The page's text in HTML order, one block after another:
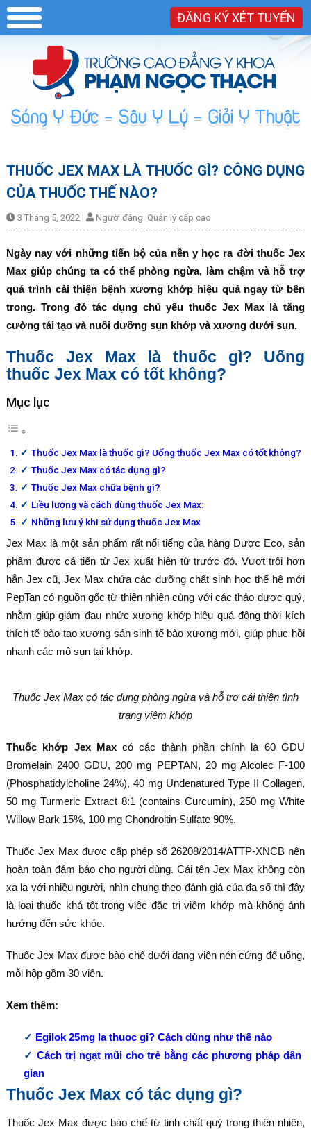
ĐĂNG KÝ XÉT TUYỂN
THUỐC JEX MAX LÀ THUỐC GÌ? CÔNG DỤNG
CỦA THUỐC THẾ NÀO?
3 Tháng 5, 2022 | Người đăng: Quản lý cấp cao
Ngày nay với những tiến bộ của nền y học ra đời thuốc Jex
Max giúp chúng ta có thể phòng ngừa, làm chậm và hỗ trợ
quá trình cải thiện bệnh xương khớp hiệu quả ngay từ bên
trong. Trong đó tác dụng chủ yếu thuốc Jex Max là tăng
cường tái tạo và nuôi dưỡng sụn khớp và xương dưới sụn.
Thuốc Jex Max là thuốc gì? Uống
thuốc Jex Max có tốt không?
Mục lục
Thuốc Jex Max là thuốc gì? Uống thuốc Jex Max có tốt không?
Thuốc Jex Max có tác dụng gì?
Thuốc Jex Max chữa bệnh gì?
Liều lượng và cách dùng thuốc Jex Max:
Những lưu ý khi sử dụng thuốc Jex Max
Jex Max là một sản phẩm rất nổi tiếng của hàng Dược Eco, sản
phẩm được cả tiến từ Jex xuất hiện từ trước đó. Vượt trội hơn
hẳn Jex cũ, Jex Max chứa các dưỡng chất sinh học thế hệ mới
PepTan có nguồn gốc từ thiên nhiên cùng với các thảo dược quý,
nhằm giúp giảm đau nhức xương khớp hiệu quả động thời kích
thích tế bào tạo xương sản sinh tế bào xương mới, giúp phục hồi
nhanh các mô sụn tại khớp.
Thuốc Jex Max có tác dụng phòng ngừa và hỗ trợ cải thiện tình
trạng viêm khớp
Thuốc khớp Jex Maxcó các thành phần chính là 60 GDU
Bromelain 2400 GDU, 200 mg PEPTAN, 20 mg Alcolec F-100
(Phosphatidylcholine 24%), 40 mg Undenatured Type II Collagen,
50 mg Turmeric Extract 8:1 (contains Curcumin), 250 mg White
Willow Bark 15%, 100 mg Chondroitin Sulfate 90%.
Thuốc Jex Max được cấp phép số 26208/2014/ATTP-XNCB nên
hoàn toàn đảm bảo cho người dùng. Cái tên Jex Max không còn
xa lạ với nhiều người, nhìn chung theo đánh giá của đa số thì đây
là loại thuốc khá tốt trong việc đặc trị viêm khớp mà không ảnh
hưởng đến sức khỏe.
Thuốc Jex Max được bào chế dưới dạng viên nén cứng để uống,
mỗi hộp gồm 30 viên.
Xem thêm:
Egilok 25mg la thuoc gi? Cách dùng như thế nào
Cách trị ngạt mũi cho trẻ bằng các phương pháp dân
gian
Thuốc Jex Max có tác dụng gì?
Thuốc Jex Max được bào chế từ tinh chất quý trong thiên nhiên,